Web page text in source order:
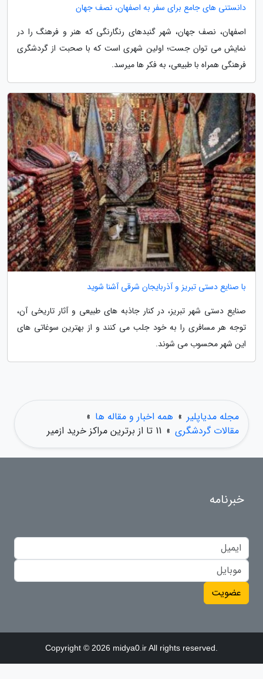
دانستنی های جامع برای سفر به اصفهان، نصف جهان
اصفهان، نصف جهان، شهر گنبدهای رنگارنگی که هنر و فرهنگ را در
نمایش می توان جست؛ اولین شهری است که با صحبت از گردشگری
فرهنگی همراه با طبیعی، به فکر ها میرسد.
با صنایع دستی تبریز و آذربایجان شرقی آشنا شوید
صنایع دستی شهر تبریز، در کنار جاذبه های طبیعی و آثار تاریخی آن،
توجه هر مسافری را به خود جلب می کنند و از بهترین سوغاتی های
این شهر محسوب می شوند.
مجله مدیاپلیر » همه اخبار و مقاله ها »
مقالات گردشگری » 11 تا از برترین مراکز خرید ازمیر
خبرنامه
عضویت
Copyright © 2026 midya0.ir All rights reserved.